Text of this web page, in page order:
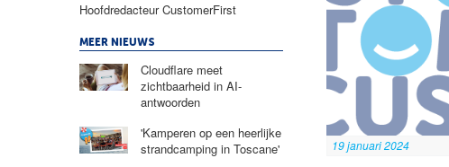
19 januari 2024
Hoofdredacteur CustomerFirst
MEER NIEUWS
Cloudflare meet
zichtbaarheid in AI-
antwoorden
'Kamperen op een heerlijke
strandcamping in Toscane'